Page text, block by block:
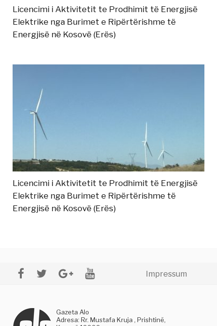
Licencimi i Aktivitetit te Prodhimit të Energjisë
Elektrike nga Burimet e Ripërtërishme të
Energjisë në Kosovë (Erës)
Licencimi i Aktivitetit te Prodhimit të Energjisë
Elektrike nga Burimet e Ripërtërishme të
Energjisë në Kosovë (Erës)
Impressum
Gazeta Alo
Adresa: Rr. Mustafa Kruja , Prishtinë,